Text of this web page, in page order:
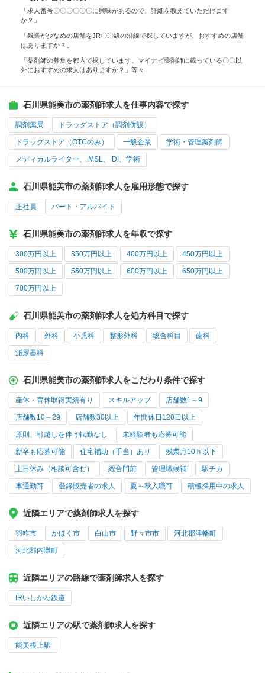
「求人番号〇〇〇〇〇〇に興味があるので、詳細を教えていただけます
か？」
「残業が少なめの店舗をJR〇〇線の沿線で探していますが、おすすめの店舗
はありますか？」
「薬剤師の募集を都内で探しています。マイナビ薬剤師に載っている〇〇以
外におすすめの求人はありますか？」等々
石川県能美市の薬剤師求人を仕事内容で探す
調剤薬局 ドラッグストア（調剤併設）
ドラッグストア（OTCのみ） 一般企業 学術・管理薬剤師
メディカルライター、 MSL、 DI、学術
石川県能美市の薬剤師求人を雇用形態で探す
正社員 パート・アルバイト
石川県能美市の薬剤師求人を年収で探す
300万円以上 350万円以上 400万円以上 450万円以上
500万円以上 550万円以上 600万円以上 650万円以上
700万円以上
石川県能美市の薬剤師求人を処方科目で探す
内科 外科 小児科 整形外科 総合科目 歯科
泌尿器科
石川県能美市の薬剤師求人をこだわり条件で探す
産休・育休取得実績有り スキルアップ 店舗数1～9
店舗数10～29 店舗数30以上 年間休日120日以上
原則、引越しを伴う転勤なし 未経験者も応募可能
新卒も応募可能 住宅補助（手当）あり 残業月10ｈ以下
土日休み（相談可含む） 総合門前 管理職候補 駅チカ
車通勤可 登録販売者の求人 夏～秋入職可 積極採用中の求人
近隣エリアで薬剤師求人を探す
羽咋市 かほく市 白山市 野々市市 河北郡津幡町
河北郡内灘町
近隣エリアの路線で薬剤師求人を探す
IRいしかわ鉄道
近隣エリアの駅で薬剤師求人を探す
能美根上駅